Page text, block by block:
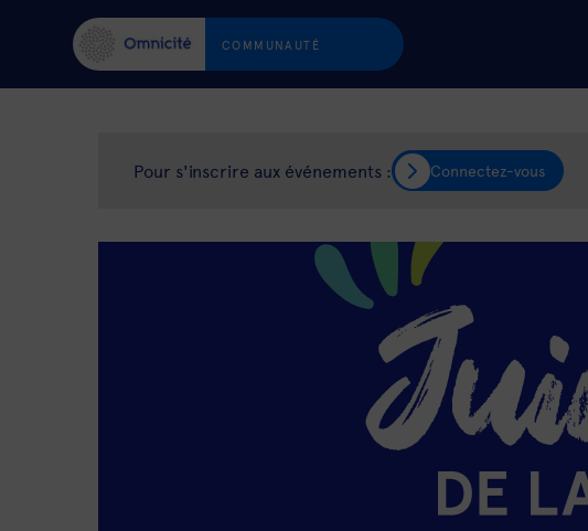
COMMUNAUTÉ
Pour s'inscrire aux événements : Connectez-vous